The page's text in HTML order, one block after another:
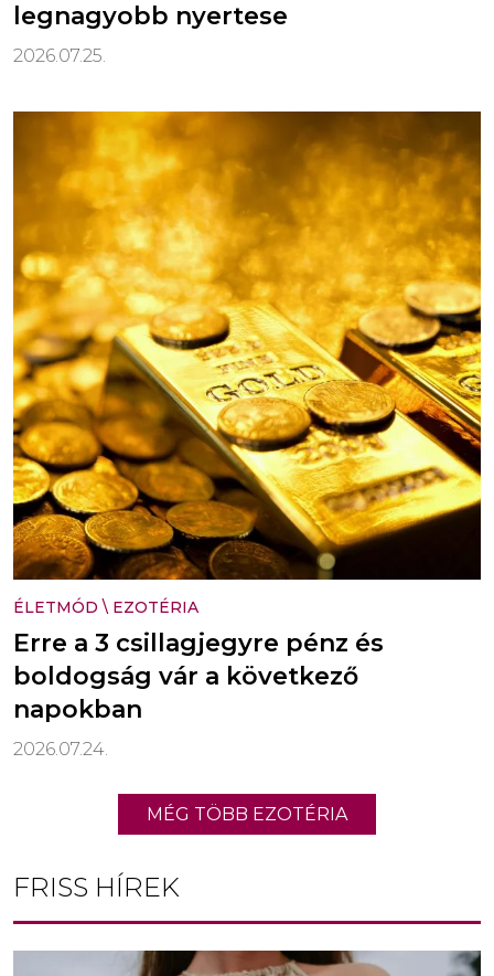
legnagyobb nyertese
2026.07.25.
ÉLETMÓD \ EZOTÉRIA
Erre a 3 csillagjegyre pénz és
boldogság vár a következő
napokban
2026.07.24.
MÉG TÖBB EZOTÉRIA
FRISS HÍREK